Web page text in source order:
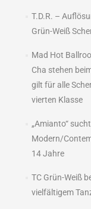
T.D.R. –
Grün-Weiß
Mad Hot
Cha stehen
gilt für alle
vierten Klasse
„Amianto“
Modern/
14 Jahre
TC Grün-Weiß
vielfältigem